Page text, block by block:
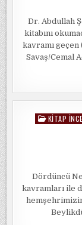
Dr. Abdullah
kitabını
kavramı geçen
Savaş/Cemal
Posted
KITAP
Dördüncü
kavramları ile